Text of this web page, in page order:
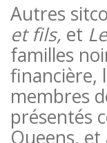
Autres
et fils, et
familles
financière,
membres
présentés
Queens,